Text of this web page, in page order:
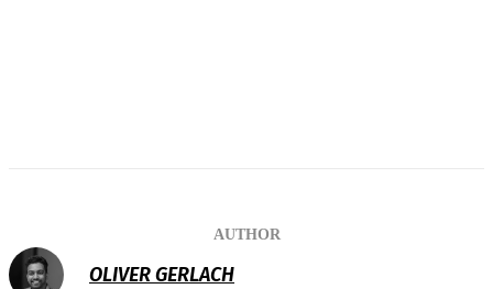
AUTHOR
OLIVER GERLACH